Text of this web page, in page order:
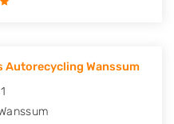
Autorecycling Wanssum